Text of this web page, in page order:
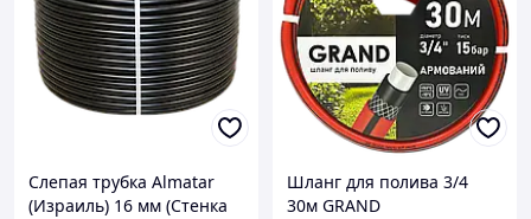
Слепая трубка Almatar
(Израиль) 16 мм (Стенка
Шланг для полива 3/4
30м GRAND